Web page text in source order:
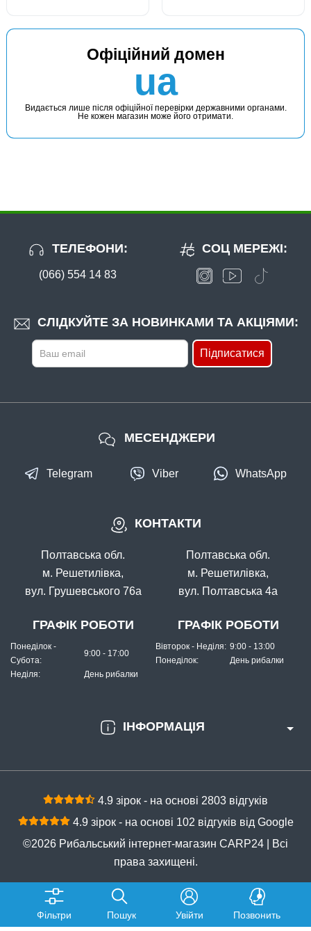
Фільтри Пошук Увійти Позвонить
Офіційний домен
ua
Видається лише після офіційної перевірки державними органами.
Не кожен магазин може його отримати.
ТЕЛЕФОНИ:
(066) 554 14 83
СЛІДКУЙТЕ ЗА НОВИНКАМИ ТА АКЦІЯМИ:
Підписатися
СОЦ МЕРЕЖІ:
ІНФОРМАЦІЯ
КОНТАКТИ
Полтавська обл.
м. Решетилівка,
вул. Грушевського 76а
ГРАФІК РОБОТИ
Понеділок -
Субота:
9:00 - 17:00
Неділя: День рибалки
Полтавська обл.
м. Решетилівка,
вул. Полтавська 4а
ГРАФІК РОБОТИ
Вівторок - Неділя: 9:00 - 13:00
Понеділок:
День рибалки
МЕСЕНДЖЕРИ
Telegram Viber WhatsApp
4.9 зірок - на основі 2803 відгуків
4.9 зірок - на основі 102 відгуків від Google
©2026 Рибальський інтернет-магазин CARP24 | Всі
права захищені.